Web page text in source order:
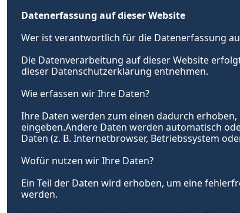
Datenerfassung auf dieser Website
Wer ist verantwortlich für die Datenerfassung
Die Datenverarbeitung auf dieser Website
dieser Datenschutzerklärung entnehmen.
Wie erfassen wir Ihre Daten?
Ihre Daten werden zum einen dadurch
eingeben.Andere Daten werden automatisch
Daten (z. B. Internetbrowser, Betriebssystem
Wofür nutzen wir Ihre Daten?
Ein Teil der Daten wird erhoben, um eine
werden.